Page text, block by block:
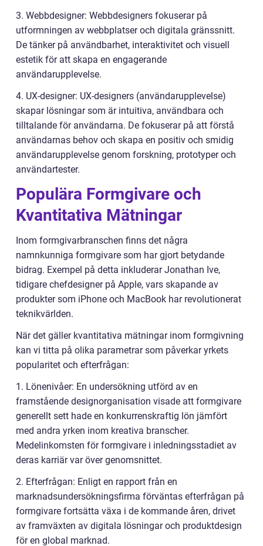
3. Webbdesigner: Webbdesigners fokuserar på
utformningen av webbplatser och digitala gränssnitt.
De tänker på användbarhet, interaktivitet och visuell
estetik för att skapa en engagerande
användarupplevelse.
4. UX-designer: UX-designers (användarupplevelse)
skapar lösningar som är intuitiva, användbara och
tilltalande för användarna. De fokuserar på att förstå
användarnas behov och skapa en positiv och smidig
användarupplevelse genom forskning, prototyper och
användartester.
Populära Formgivare och
Kvantitativa Mätningar
Inom formgivarbranschen finns det några
namnkunniga formgivare som har gjort betydande
bidrag. Exempel på detta inkluderar Jonathan Ive,
tidigare chefdesigner på Apple, vars skapande av
produkter som iPhone och MacBook har revolutionerat
teknikvärlden.
När det gäller kvantitativa mätningar inom formgivning
kan vi titta på olika parametrar som påverkar yrkets
popularitet och efterfrågan:
1. Lönenivåer: En undersökning utförd av en
framstående designorganisation visade att formgivare
generellt sett hade en konkurrenskraftig lön jämfört
med andra yrken inom kreativa branscher.
Medelinkomsten för formgivare i inledningsstadiet av
deras karriär var över genomsnittet.
2. Efterfrågan: Enligt en rapport från en
marknadsundersökningsfirma förväntas efterfrågan på
formgivare fortsätta växa i de kommande åren, drivet
av framväxten av digitala lösningar och produktdesign
för en global marknad.